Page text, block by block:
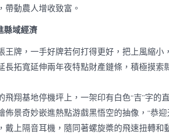
動農人增收致富。
縣域經濟
牌，一手好牌若何打得更好，把上風縮小
長拓寬延伸兩年夜特點財產鏈條，積極摸索
翔基地停機坪上，一架印有白色“吉”字的
景奇妙嵌進熱點游戲黑悟空的抽像，“恭迎
戴上隔音耳機，隨同著螺旋槳的飛速扭轉和